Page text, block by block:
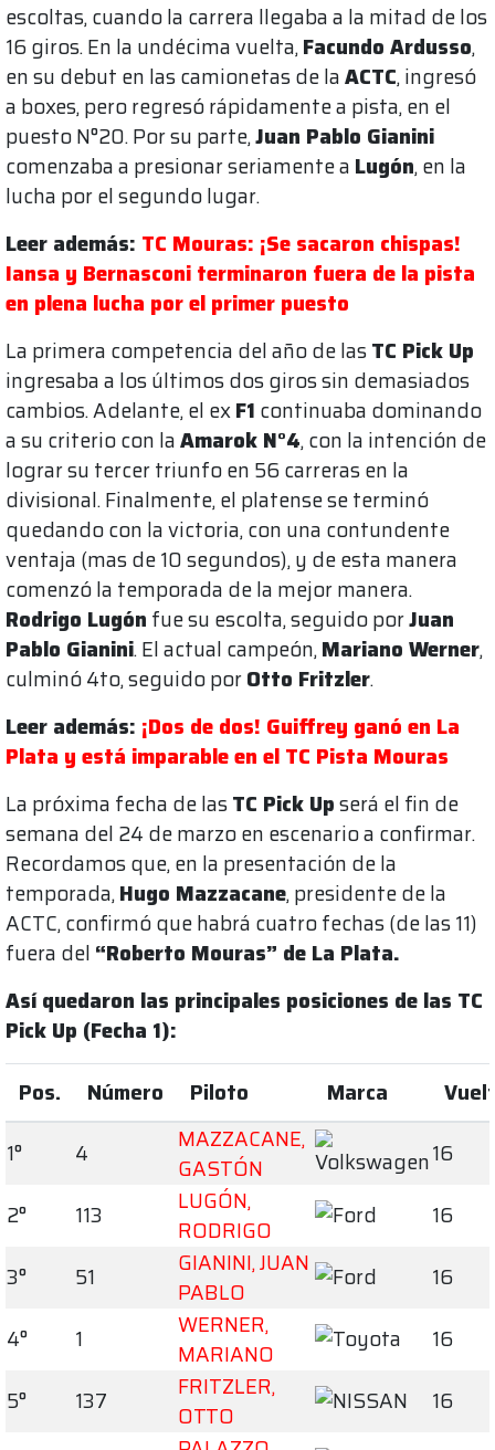
escoltas, cuando la carrera llegaba a la mitad de los
16 giros. En la undécima vuelta,Facundo Ardusso,
en su debut en las camionetas de laACTC, ingresó
a boxes, pero regresó rápidamente a pista, en el
puesto N°20. Por su parte,Juan Pablo Gianini
comenzaba a presionar seriamente a Lugón, en la
lucha por el segundo lugar.
Leer además: TC Mouras: ¡Se sacaron chispas!
Iansa y Bernasconi terminaron fuera de la pista
en plena lucha por el primer puesto
La primera competencia del año de lasTC Pick Up
ingresaba a los últimos dos giros sin demasiados
cambios. Adelante, el exF1 continuaba dominando
a su criterio con laAmarok N°4, con la intención de
lograr su tercer triunfo en 56 carreras en la
divisional. Finalmente, el platense se terminó
quedando con la victoria, con una contundente
ventaja (mas de 10 segundos), y de esta manera
comenzó la temporada de la mejor manera.
Rodrigo Lugón fue su escolta, seguido porJuan
Pablo Gianini. El actual campeón,Mariano Werner,
culminó 4to, seguido porOtto Fritzler.
Leer además: ¡Dos de dos! Guiffrey ganó en La
Plata y está imparable en el TC Pista Mouras
La próxima fecha de lasTC Pick Upserá el fin de
semana del 24 de marzo en escenario a confirmar.
Recordamos que, en la presentación de la
temporada,Hugo Mazzacane, presidente de la
ACTC, confirmó que habrá cuatro fechas (de las 11)
fuera del “Roberto Mouras” de La Plata.
Así quedaron las principales posiciones de las TC
Pick Up (Fecha 1):
Pos.
Número Piloto Marca
1°
4
MAZZACANE,
GASTÓN
16
2°
113
LUGÓN,
RODRIGO
16
3°
51
GIANINI, JUAN
PABLO
16
4°
1
WERNER,
MARIANO
16
5°
137
FRITZLER,
OTTO
16